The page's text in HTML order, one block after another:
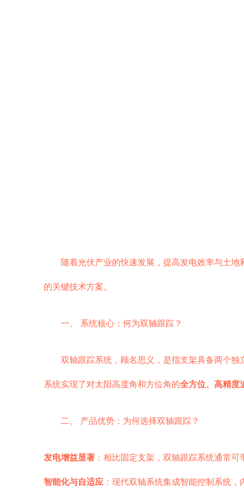
随着光伏产业的快速发展，提高发电效率与土
的关键技术方案。
一、 系统核心：何为双轴跟踪？
双轴跟踪系统，顾名思义，是指支架具备两个
系统实现了对太阳高度角和方位角的全方位、高精度
二、 产品优势：为何选择双轴跟踪？
发电增益显著 ：相比固定支架，双轴跟踪系统通常可
智能化与自适应 ：现代双轴系统集成智能控制系统